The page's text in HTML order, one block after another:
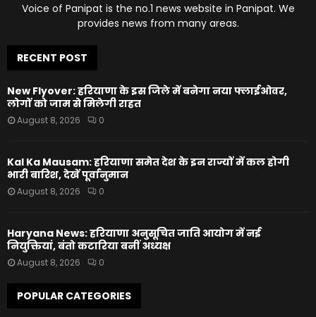
Voice of Panipat is the no.1 news website in Panipat. We
provides news from many areas.
RECENT POST
New Flyover: हरियाणा के इस जिले में बनेगा नया फ्लाईओवर,
लोगों को जाम से मिलेगी राहत
August 8, 2026 0
Kal Ka Mausam: हरियाणा समेत देश के इन राज्यों में कल होगी
भारी बारिश, देखें पूर्वानुमान
August 8, 2026 0
Haryana News: हरियाणा अनुसूचित जाति आयोग में नई
नियुक्तियां, बंतो कटारिया बनीं अध्यक्ष
August 8, 2026 0
POPULAR CATEGORIES